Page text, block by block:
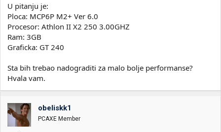
U pitanju je:
Ploca: MCP6P M2+ Ver 6.0
Procesor: Athlon II X2 250 3.00GHZ
Ram: 3GB
Graficka: GT 240
Sta bih trebao nadograditi za malo bolje performanse?
Hvala vam.
obeliskk1
PCAXE Member